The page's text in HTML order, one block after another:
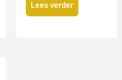
Lees verder